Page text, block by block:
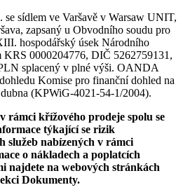
sídlem ve Varšavě v Warsaw UNIT,
zapsaný u Obvodního soudu pro
hospodářský úsek Národního
KRS 0000204776, DIČ 5262759131,
splacený v plné výši. OANDA
Komise pro finanční dohled na
(KPWiG-4021-54-1/2004).
rámci křížového prodeje spolu se
týkající se rizik
služeb nabízených v rámci
o nákladech a poplatcích
najdete na webových stránkách
Dokumenty.